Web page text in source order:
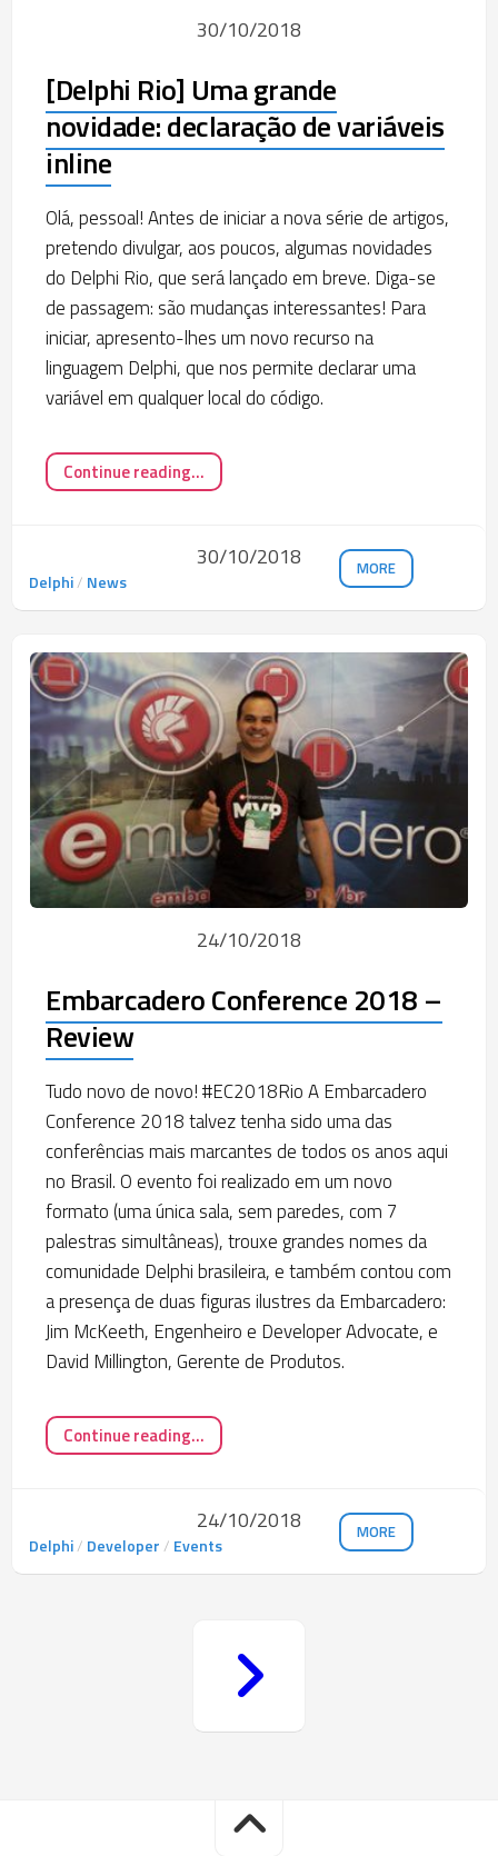
30/10/2018
[Delphi Rio] Uma grande
novidade: declaração de variáveis
inline
Olá, pessoal! Antes de iniciar a nova série de artigos,
pretendo divulgar, aos poucos, algumas novidades
do Delphi Rio, que será lançado em breve. Diga-se
de passagem: são mudanças interessantes! Para
iniciar, apresento-lhes um novo recurso na
linguagem Delphi, que nos permite declarar uma
variável em qualquer local do código.
Continue reading...
30/10/2018
Delphi/ News
MORE
24/10/2018
Embarcadero Conference 2018 –
Review
Tudo novo de novo! #EC2018Rio A Embarcadero
Conference 2018 talvez tenha sido uma das
conferências mais marcantes de todos os anos aqui
no Brasil. O evento foi realizado em um novo
formato (uma única sala, sem paredes, com 7
palestras simultâneas), trouxe grandes nomes da
comunidade Delphi brasileira, e também contou com
a presença de duas figuras ilustres da Embarcadero:
Jim McKeeth, Engenheiro e Developer Advocate, e
David Millington, Gerente de Produtos.
Continue reading...
24/10/2018
Delphi/ Developer/ Events
MORE